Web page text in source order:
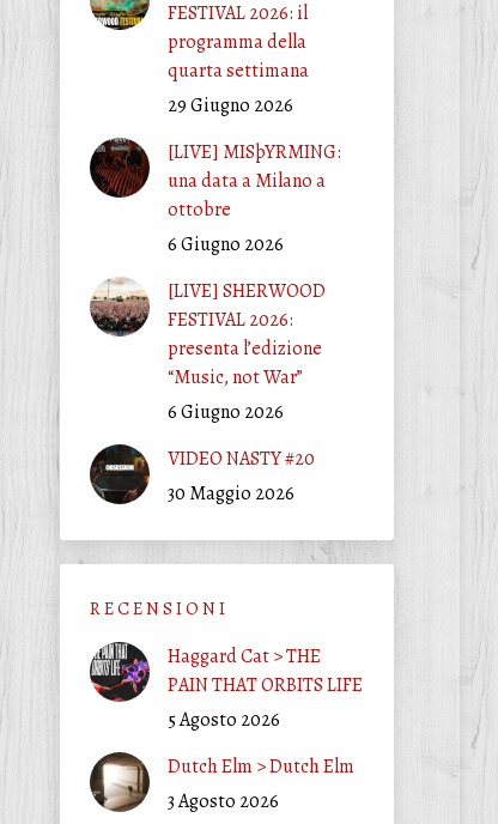
FESTIVAL 2026: il
programma della
quarta settimana
29 Giugno 2026
[LIVE] MISþYRMING:
una data a Milano a
ottobre
6 Giugno 2026
[LIVE] SHERWOOD
FESTIVAL 2026:
presenta l’edizione
“Music, not War”
6 Giugno 2026
VIDEO NASTY #20
30 Maggio 2026
R E C E N S I O N I
Haggard Cat > THE
PAIN THAT ORBITS LIFE
5 Agosto 2026
Dutch Elm > Dutch Elm
3 Agosto 2026